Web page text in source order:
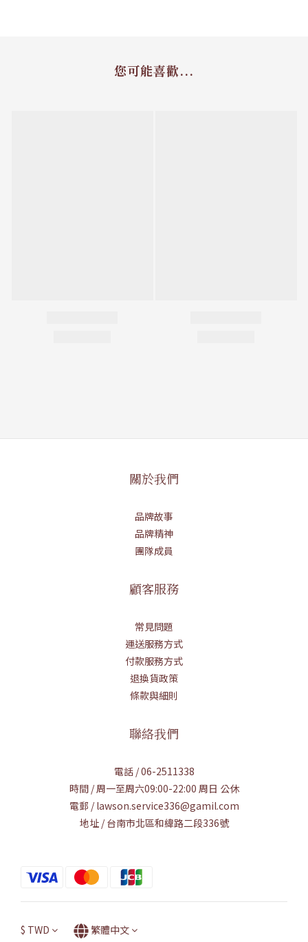
您可能喜歡...
關於我們
品牌故事
品牌精神
團隊成員
顧客服務
常見問題
運送服務方式
付款服務方式
退換貨政策
條款與細則
聯絡我們
電話 / 06-2511338
時間 / 周一至周六09:00-22:00 周日 公休
電郵 / lawson.service336@gamil.com
地址 / 台南市北區和緯路二段336號
$ TWD 繁體中文